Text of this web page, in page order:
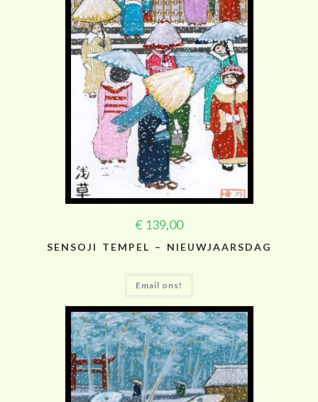
€ 139,00
SENSOJI TEMPEL – NIEUWJAARSDAG
Email ons!